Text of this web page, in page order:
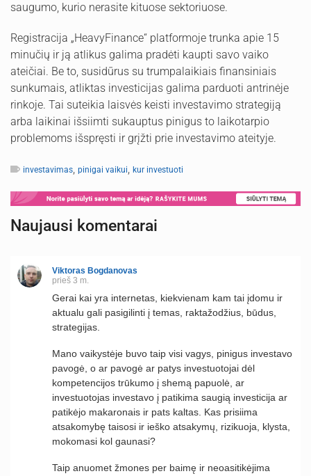
saugumo, kurio nerasite kituose sektoriuose.
Registracija „HeavyFinance“ platformoje trunka apie 15
minučių ir ją atlikus galima pradėti kaupti savo vaiko
ateičiai. Be to, susidūrus su trumpalaikiais finansiniais
sunkumais, atliktas investicijas galima parduoti antrinėje
rinkoje. Tai suteikia laisvės keisti investavimo strategiją
arba laikinai išsiimti sukauptus pinigus to laikotarpio
problemoms išspręsti ir grįžti prie investavimo ateityje.
investavimas, pinigai vaikui, kur investuoti
Naujausi komentarai
Viktoras Bogdanovas
prieš 3 m.
Gerai kai yra internetas, kiekvienam kam tai įdomu ir
aktualu gali pasigilinti į temas, raktažodžius, būdus,
strategijas.
Mano vaikystėje buvo taip visi vagys, pinigus investavo
pavogė, o ar pavogė ar patys investuotojai dėl
kompetencijos trūkumo į shemą papuolė, ar
investuotojas investavo į patikima saugią investicija ar
patikėjo makaronais ir pats kaltas. Kas prisiima
atsakomybę taisosi ir ieško atsakymų, rizikuoja, klysta,
mokomasi kol gaunasi?
Taip anuomet žmones per baimę ir neoasitikėjima